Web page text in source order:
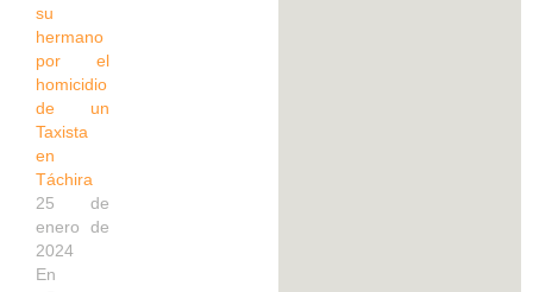
su
hermano
por el
homicidio
de un
Taxista
en
Táchira
25 de
enero de
2024
En